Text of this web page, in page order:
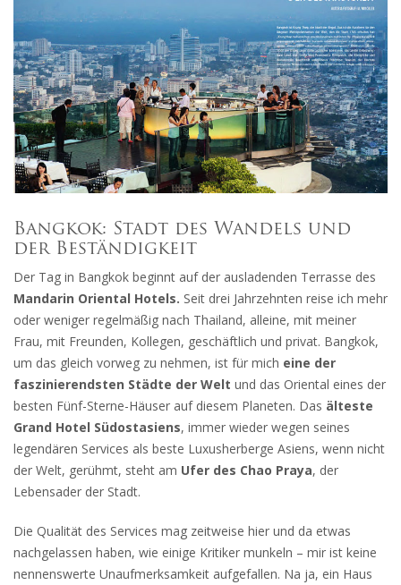
Bangkok: Stadt des Wandels und
der Beständigkeit
Der Tag in Bangkok beginnt auf der ausladenden Terrasse des
Mandarin Oriental Hotels. Seit drei Jahrzehnten reise ich mehr
oder weniger regelmäßig nach Thailand, alleine, mit meiner
Frau, mit Freunden, Kollegen, geschäftlich und privat. Bangkok,
um das gleich vorweg zu nehmen, ist für mich eine der
faszinierendsten Städte der Welt und das Oriental eines der
besten Fünf-Sterne-Häuser auf diesem Planeten. Das älteste
Grand Hotel Südostasiens, immer wieder wegen seines
legendären Services als beste Luxusherberge Asiens, wenn nicht
der Welt, gerühmt, steht am Ufer des Chao Praya, der
Lebensader der Stadt.
Die Qualität des Services mag zeitweise hier und da etwas
nachgelassen haben, wie einige Kritiker munkeln – mir ist keine
nennenswerte Unaufmerksamkeit aufgefallen. Na ja, ein Haus